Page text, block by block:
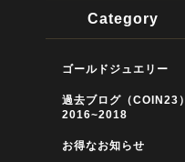
Category
ゴールドジュエリー
過去ブログ（COIN23）
2016~2018
お得なお知らせ